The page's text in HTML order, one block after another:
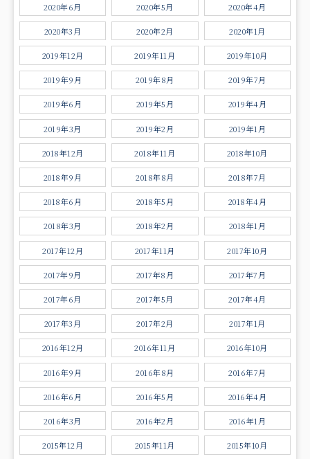
2020年6月 2020年5月 2020年4月
2020年3月 2020年2月 2020年1月
2019年12月 2019年11月 2019年10月
2019年9月 2019年8月 2019年7月
2019年6月 2019年5月 2019年4月
2019年3月 2019年2月 2019年1月
2018年12月 2018年11月 2018年10月
2018年9月 2018年8月 2018年7月
2018年6月 2018年5月 2018年4月
2018年3月 2018年2月 2018年1月
2017年12月 2017年11月 2017年10月
2017年9月 2017年8月 2017年7月
2017年6月 2017年5月 2017年4月
2017年3月 2017年2月 2017年1月
2016年12月 2016年11月 2016年10月
2016年9月 2016年8月 2016年7月
2016年6月 2016年5月 2016年4月
2016年3月 2016年2月 2016年1月
2015年12月 2015年11月 2015年10月